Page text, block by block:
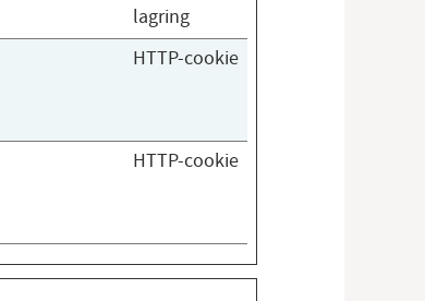
lagring
HTTP-cookie
HTTP-cookie